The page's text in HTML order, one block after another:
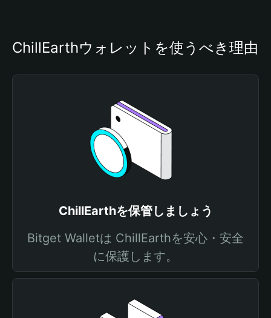
ChillEarthウォレットを使うべき理由
ChillEarthを保管しましょう
Bitget Walletは ChillEarthを安心・安全
に保護します。